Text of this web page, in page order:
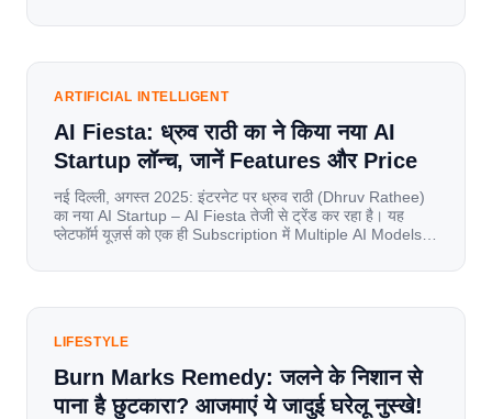
mobile data, affordable smartphones, and high-speed
has become a mobile-first market where consumers
ARTIFICIAL INTELLIGENT
AI Fiesta: ध्रुव राठी का ने किया नया AI
Startup लॉन्च, जानें Features और Price
नई दिल्ली, अगस्त 2025: इंटरनेट पर ध्रुव राठी (Dhruv Rathee)
का नया AI Startup – AI Fiesta तेजी से ट्रेंड कर रहा है। यह
प्लेटफॉर्म यूज़र्स को एक ही Subscription में Multiple AI Models
यूज़र्स का जबरदस्त रिस्पॉन्स लॉन्च के तुरंत […]
LIFESTYLE
Burn Marks Remedy: जलने के निशान से
पाना है छुटकारा? आजमाएं ये जादुई घरेलू नुस्खे!